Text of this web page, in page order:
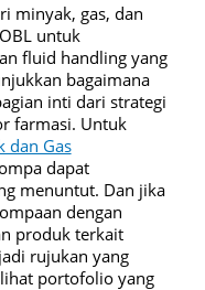
minyak, gas, dan
untuk
fluid handling yang
bagaimana
inti dari strategi
farmasi. Untuk
dan Gas
dapat
menuntut. Dan jika
dengan
produk terkait
rujukan yang
portofolio yang